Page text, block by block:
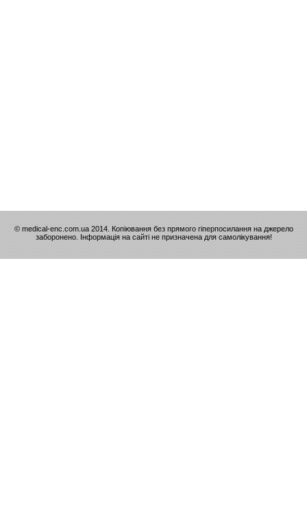
© medical-enc.com.ua 2014. Копіювання без прямого гіперпосилання на джерело
заборонено. Інформація на сайті не призначена для самолікування!